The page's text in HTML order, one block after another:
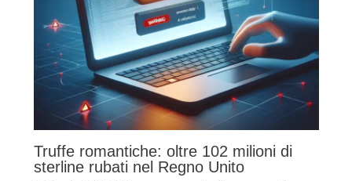
Truffe romantiche: oltre 102 milioni di
sterline rubati nel Regno Unito